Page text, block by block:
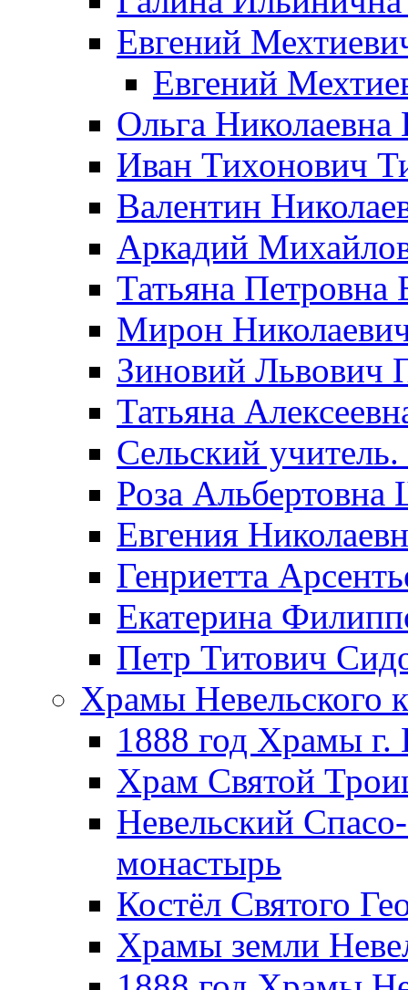
Евгений
Евгений
Ольга Николаевна
Иван Тихонович
Валентин
Аркадий
Татьяна Петровна
Мирон
Зиновий Львович
Татьяна
Сельский
Роза
Евгения
Генриетта
Екатерина
Петр Титович
Храмы Невельского
1888 год Храмы г.
Храм Святой
Невельский
монастырь
Костёл Святого
Храмы земли